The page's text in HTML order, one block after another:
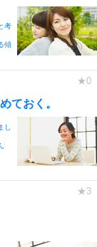
考
傾
ておく。
し